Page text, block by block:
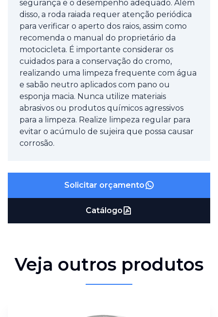
segurança e o desempenho adequado. Além
disso, a roda raiada requer atenção periódica
para verificar o aperto dos raios, assim como
recomenda o manual do proprietário da
motocicleta. É importante considerar os
cuidados para a conservação do cromo,
realizando uma limpeza frequente com água
e sabão neutro aplicados com pano ou
esponja macia. Nunca utilize materiais
abrasivos ou produtos químicos agressivos
para a limpeza. Realize limpeza regular para
evitar o acúmulo de sujeira que possa causar
corrosão.
Solicitar orçamento
Catálogo
Veja outros produtos